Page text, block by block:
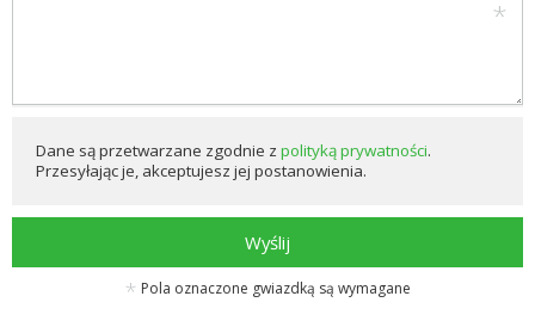
Dane są przetwarzane zgodnie z polityką prywatności.
Przesyłając je, akceptujesz jej postanowienia.
Wyślij
Pola oznaczone gwiazdką są wymagane